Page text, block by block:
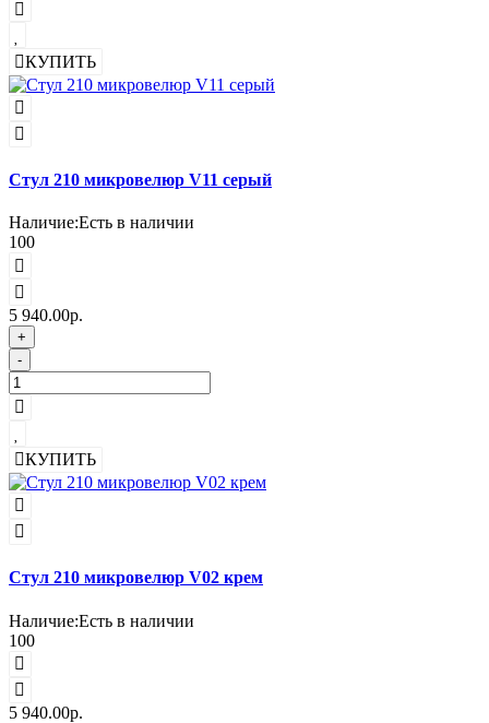
КУПИТЬ
Стул 210 микровелюр V11 серый
Наличие:Есть в наличии
100
5 940.00р.
+
-
КУПИТЬ
Стул 210 микровелюр V02 крем
Наличие:Есть в наличии
100
5 940.00р.